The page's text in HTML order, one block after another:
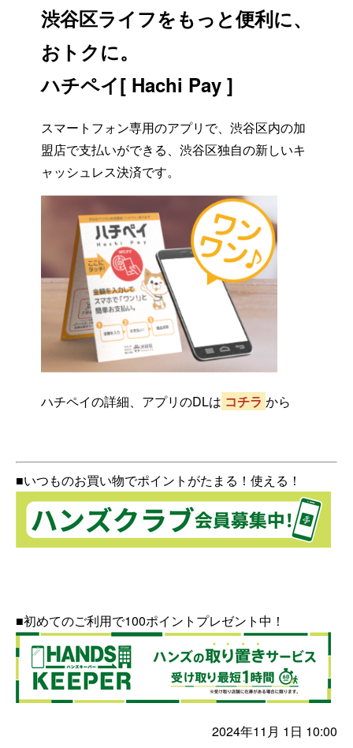
渋谷区ライフをもっと便利に、
おトクに。
ハチペイ[ Hachi Pay ]
スマートフォン専用のアプリで、渋谷区内の加
盟店で支払いができる、渋谷区独自の新しいキ
ャッシュレス決済です。
ハチペイの詳細、アプリのDLは コチラ から
■いつものお買い物でポイントがたまる！使える！
■初めてのご利用で100ポイントプレゼント中！
2024年11月 1日 10:00